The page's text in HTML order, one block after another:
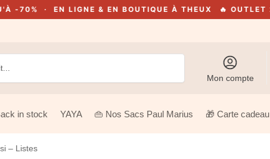
LIGNE & EN BOUTIQUE À THEUX 🔥 OUTLET 2026 ·
Mon compte
in stock YAYA 👜 Nos Sacs Paul Marius 🎁 Carte cadeau
– Listes